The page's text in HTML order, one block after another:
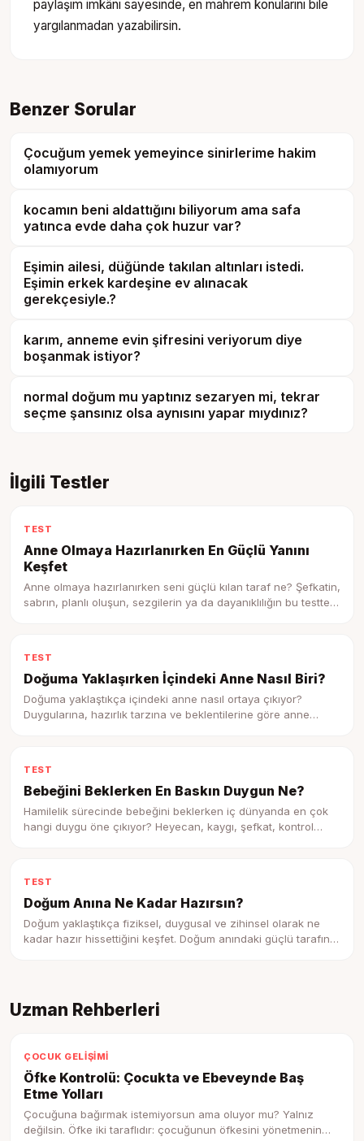
paylaşım imkânı sayesinde, en mahrem konularını bile
yargılanmadan yazabilirsin.
Benzer Sorular
Çocuğum yemek yemeyince sinirlerime hakim
olamıyorum
kocamın beni aldattığını biliyorum ama safa
yatınca evde daha çok huzur var?
Eşimin ailesi, düğünde takılan altınları istedi.
Eşimin erkek kardeşine ev alınacak
gerekçesiyle.?
karım, anneme evin şifresini veriyorum diye
boşanmak istiyor?
normal doğum mu yaptınız sezaryen mi, tekrar
seçme şansınız olsa aynısını yapar mıydınız?
İlgili Testler
TEST
Anne Olmaya Hazırlanırken En Güçlü Yanını
Keşfet
Anne olmaya hazırlanırken seni güçlü kılan taraf ne? Şefkatin,
sabrın, planlı oluşun, sezgilerin ya da dayanıklılığın bu testte
TEST
Doğuma Yaklaşırken İçindeki Anne Nasıl Biri?
Doğuma yaklaştıkça içindeki anne nasıl ortaya çıkıyor?
Duygularına, hazırlık tarzına ve beklentilerine göre anne
TEST
Bebeğini Beklerken En Baskın Duygun Ne?
Hamilelik sürecinde bebeğini beklerken iç dünyanda en çok
hangi duygu öne çıkıyor? Heyecan, kaygı, şefkat, kontrol
TEST
Doğum Anına Ne Kadar Hazırsın?
Doğum yaklaştıkça fiziksel, duygusal ve zihinsel olarak ne
kadar hazır hissettiğini keşfet. Doğum anındaki güçlü tarafını
Uzman Rehberleri
ÇOCUK GELIŞIMI
Öfke Kontrolü: Çocukta ve Ebeveynde Baş
Etme Yolları
Çocuğuna bağırmak istemiyorsun ama oluyor mu? Yalnız
değilsin. Öfke iki taraflıdır: çocuğunun öfkesini yönetmenin